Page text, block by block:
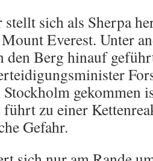
stellt sich als Sherpa
Everest. Unter
den Berg hinauf
gekommen
zu einer
Gefahr.